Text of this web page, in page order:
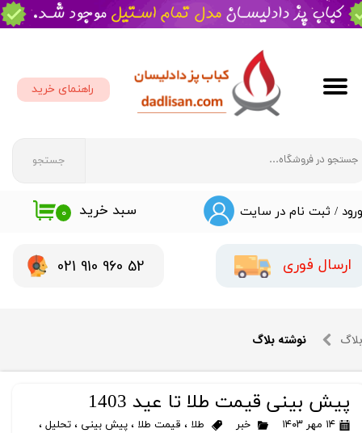
جستجو
راهنمای خرید
/ ثبت نام در سایت
حساب کاربری من
تغییر گذر واژه
۰ سبد خرید
​​021 910 960 52 ارسال فوری
بلاگ نوشته بلاگ
پیش بینی قیمت طلا تا عید 1403
۱۴ مهر ۱۴۰۳ خبر طلا ، قیمت طلا ، پیش بینی ، تحلیل ،